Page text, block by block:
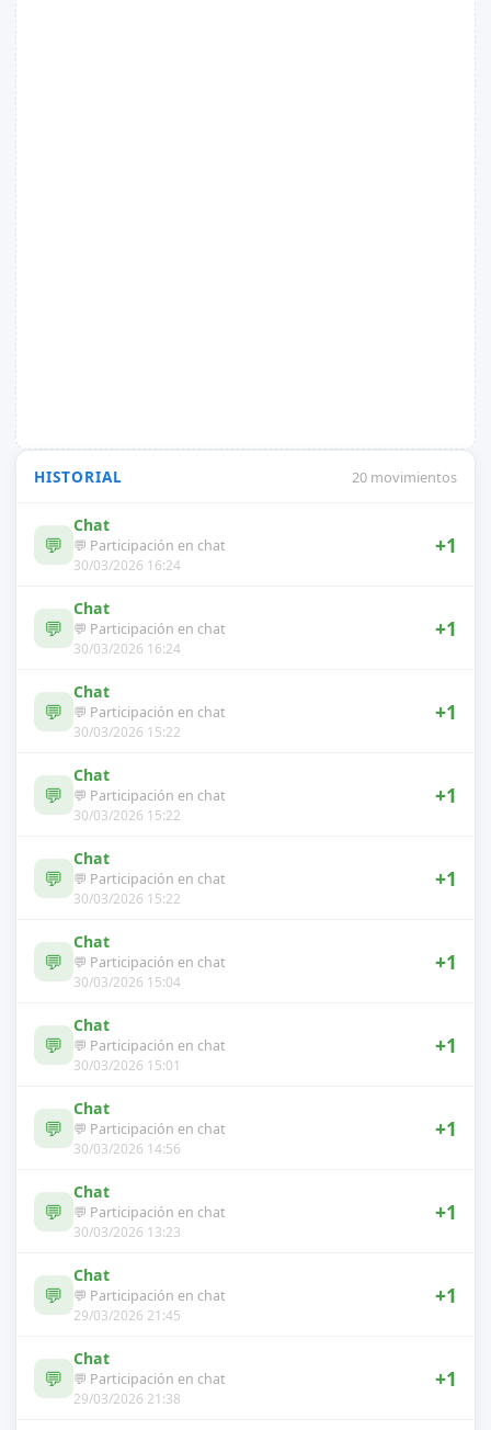
HISTORIAL 20 movimientos
💬
Chat
💬 Participación en chat
30/03/2026 16:24
+1
💬
Chat
💬 Participación en chat
30/03/2026 16:24
+1
💬
Chat
💬 Participación en chat
30/03/2026 15:22
+1
💬
Chat
💬 Participación en chat
30/03/2026 15:22
+1
💬
Chat
💬 Participación en chat
30/03/2026 15:22
+1
💬
Chat
💬 Participación en chat
30/03/2026 15:04
+1
💬
Chat
💬 Participación en chat
30/03/2026 15:01
+1
💬
Chat
💬 Participación en chat
30/03/2026 14:56
+1
💬
Chat
💬 Participación en chat
30/03/2026 13:23
+1
💬
Chat
💬 Participación en chat
29/03/2026 21:45
+1
💬
Chat
💬 Participación en chat
29/03/2026 21:38
+1